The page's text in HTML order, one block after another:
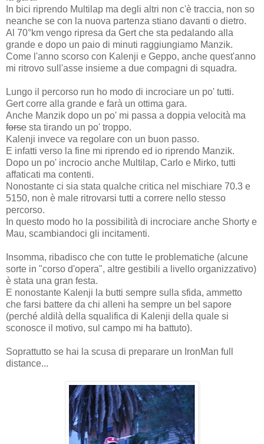
In bici riprendo Multilap ma degli altri non c'è traccia, non so
neanche se con la nuova partenza stiano davanti o dietro.
Al 70°km vengo ripresa da Gert che sta pedalando alla
grande e dopo un paio di minuti raggiungiamo Manzik.
Come l'anno scorso con Kalenji e Geppo, anche quest'anno
mi ritrovo sull'asse insieme a due compagni di squadra.
Lungo il percorso run ho modo di incrociare un po' tutti.
Gert corre alla grande e farà un ottima gara.
Anche Manzik dopo un po' mi passa a doppia velocità ma
forse sta tirando un po' troppo.
Kalenji invece va regolare con un buon passo.
E infatti verso la fine mi riprendo ed io riprendo Manzik.
Dopo un po' incrocio anche Multilap, Carlo e Mirko, tutti
affaticati ma contenti.
Nonostante ci sia stata qualche critica nel mischiare 70.3 e
5150, non è male ritrovarsi tutti a correre nello stesso
percorso.
In questo modo ho la possibilità di incrociare anche Shorty e
Mau, scambiandoci gli incitamenti.
Insomma, ribadisco che con tutte le problematiche (alcune
sorte in "corso d'opera", altre gestibili a livello organizzativo)
è stata una gran festa.
E nonostante Kalenji la butti sempre sulla sfida, ammetto
che farsi battere da chi alleni ha sempre un bel sapore
(perché aldilà della squalifica di Kalenji della quale si
sconosce il motivo, sul campo mi ha battuto).
Soprattutto se hai la scusa di preparare un IronMan full
distance...